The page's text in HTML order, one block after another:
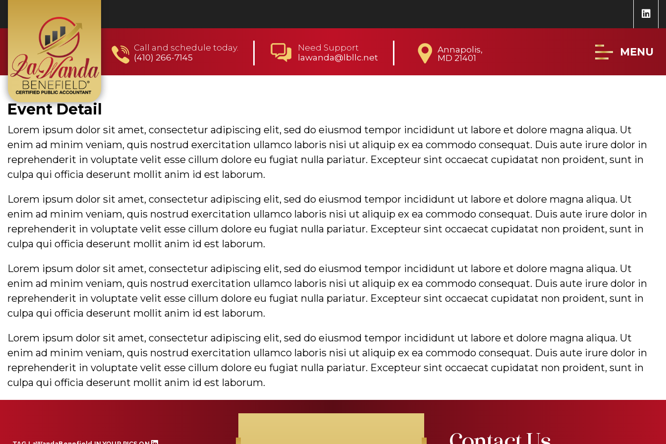
Call and schedule today.
(410) 266-7145
Need Support
lawanda@lbllc.net
Annapolis,
MD 21401
MENU
Event 4
Event Detail
Lorem ipsum dolor sit amet, consectetur adipiscing elit, sed do eiusmod tempor incididunt ut labore et dolore magna aliqua. Ut
enim ad minim veniam, quis nostrud exercitation ullamco laboris nisi ut aliquip ex ea commodo consequat. Duis aute irure dolor in
reprehenderit in voluptate velit esse cillum dolore eu fugiat nulla pariatur. Excepteur sint occaecat cupidatat non proident, sunt in
culpa qui officia deserunt mollit anim id est laborum.
Lorem ipsum dolor sit amet, consectetur adipiscing elit, sed do eiusmod tempor incididunt ut labore et dolore magna aliqua. Ut
enim ad minim veniam, quis nostrud exercitation ullamco laboris nisi ut aliquip ex ea commodo consequat. Duis aute irure dolor in
reprehenderit in voluptate velit esse cillum dolore eu fugiat nulla pariatur. Excepteur sint occaecat cupidatat non proident, sunt in
culpa qui officia deserunt mollit anim id est laborum.
Lorem ipsum dolor sit amet, consectetur adipiscing elit, sed do eiusmod tempor incididunt ut labore et dolore magna aliqua. Ut
enim ad minim veniam, quis nostrud exercitation ullamco laboris nisi ut aliquip ex ea commodo consequat. Duis aute irure dolor in
reprehenderit in voluptate velit esse cillum dolore eu fugiat nulla pariatur. Excepteur sint occaecat cupidatat non proident, sunt in
culpa qui officia deserunt mollit anim id est laborum.
Lorem ipsum dolor sit amet, consectetur adipiscing elit, sed do eiusmod tempor incididunt ut labore et dolore magna aliqua. Ut
enim ad minim veniam, quis nostrud exercitation ullamco laboris nisi ut aliquip ex ea commodo consequat. Duis aute irure dolor in
reprehenderit in voluptate velit esse cillum dolore eu fugiat nulla pariatur. Excepteur sint occaecat cupidatat non proident, sunt in
culpa qui officia deserunt mollit anim id est laborum.